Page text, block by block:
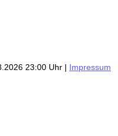
23:00 Uhr | Impressum